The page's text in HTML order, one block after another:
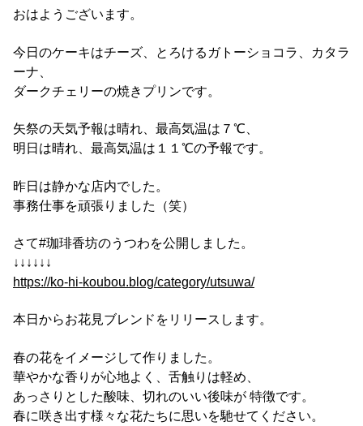
おはようございます。
今日のケーキはチーズ、とろけるガトーショコラ、カタラ
ーナ、
ダークチェリーの焼きプリンです。
矢祭の天気予報は晴れ、最高気温は７℃、
明日は晴れ、最高気温は１１℃の予報です。
昨日は静かな店内でした。
事務仕事を頑張りました（笑）
さて#珈琲香坊のうつわを公開しました。
↓↓↓↓↓↓
https://ko-hi-koubou.blog/category/utsuwa/
本日からお花見ブレンドをリリースします。
春の花をイメージして作りました。
華やかな香りが心地よく、舌触りは軽め、
あっさりとした酸味、切れのいい後味が 特徴です。
春に咲き出す様々な花たちに思いを馳せてください。